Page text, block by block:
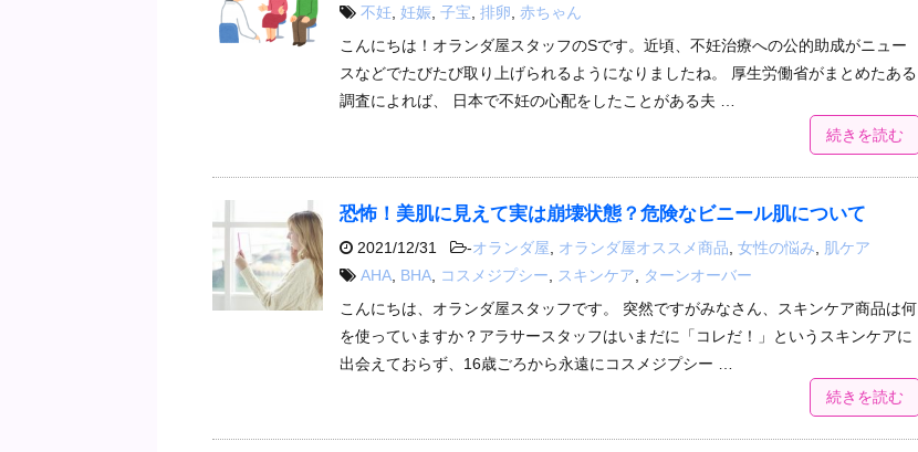
不妊, 妊娠, 子宝, 排卵, 赤ちゃん
こんにちは！オランダ屋スタッフのSです。近頃、不妊治療への公的助成がニュー
スなどでたびたび取り上げられるようになりましたね。 厚生労働省がまとめたある
調査によれば、 日本で不妊の心配をしたことがある夫 …
続きを読む
恐怖！美肌に見えて実は崩壊状態？危険なビニール肌について
2021/12/31 -オランダ屋 オランダ屋オススメ商品 女性の悩み
肌ケア
AHA BHA コスメジプシー スキンケア
ターンオーバー
こんにちは、オランダ屋スタッフです。 突然ですがみなさん、スキンケア商品は何
を使っていますか？アラサースタッフはいまだに「コレだ！」というスキンケアに
出会えておらず、16歳ごろから永遠にコスメジプシー …
続きを読む